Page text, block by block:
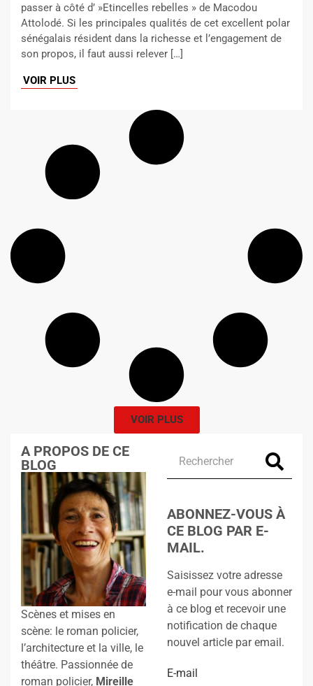
passer à côté d’ »Etincelles rebelles » de Macodou
Attolodé. Si les principales qualités de cet excellent polar
sénégalais résident dans la richesse et l’engagement de
son propos, il faut aussi relever […]
VOIR PLUS
VOIR PLUS
A PROPOS DE CE
BLOG
Scènes et mises en
scène: le roman policier,
l’architecture et la ville, le
théâtre. Passionnée de
roman policier, Mireille
ABONNEZ-VOUS À
CE BLOG PAR E-
MAIL.
Saisissez votre adresse
e-mail pour vous abonner
à ce blog et recevoir une
notification de chaque
nouvel article par email.
E-mail